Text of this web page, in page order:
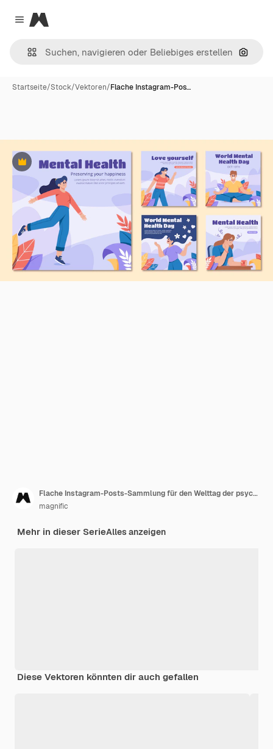
Close menu
Magnific
Nach
Startseite/Stock/Vektoren/Flache Instagram-Pos…
Premium
Flache Instagram-Posts-Sammlung für den Welttag der psychischen Gesundheit
magnific
Mehr in dieser SerieAlles anzeigen
Diese Vektoren könnten dir auch gefallen